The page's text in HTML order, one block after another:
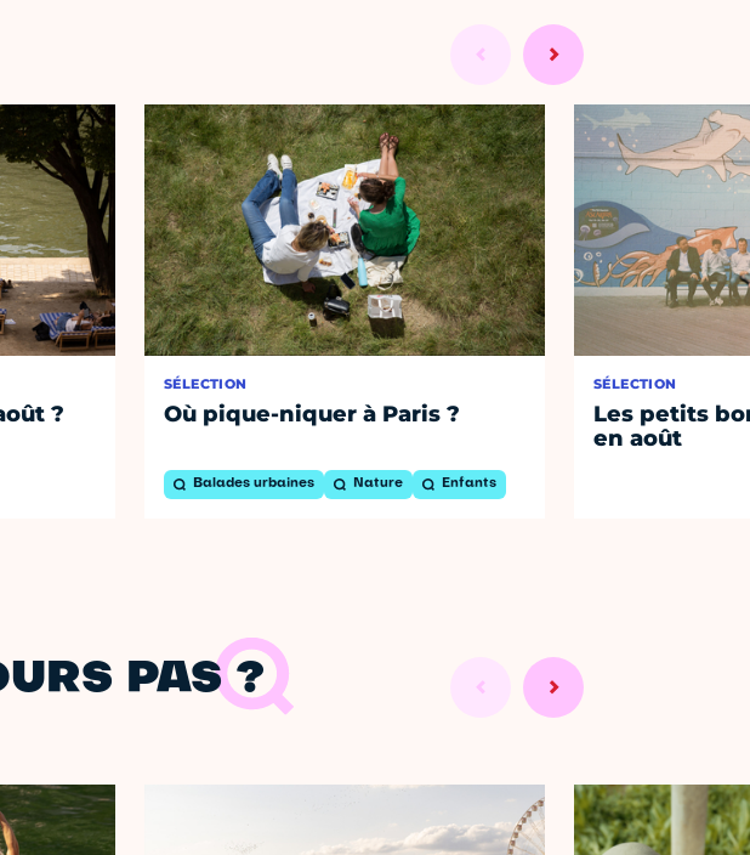
?
SÉLECTION
Où pique-niquer à Paris ?
Balades urbaines Nature Enfants
SÉLECTION
Les petits
en août
PAS ?